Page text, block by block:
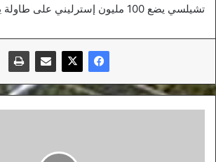
تشيلسي يضع 100 مليون إسترليني على طاولة يوفنتوس